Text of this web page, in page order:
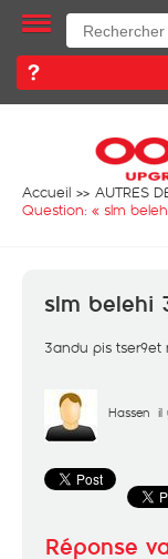
Accueil
AUTRES
Question: « slm
slm belehi
3andu pis
Hassen il